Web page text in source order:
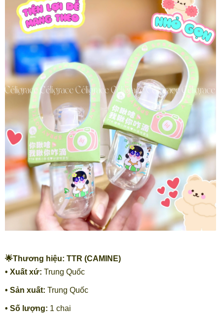
🌟Thương hiệu: TTR (CAMINE)
• Xuất xứ: Trung Quốc
• Sản xuất: Trung Quốc
• Số lượng: 1 chai